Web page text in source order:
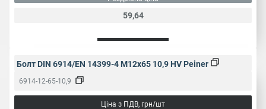
59,64
Болт DIN 6914/EN 14399-4 M12x65 10,9 HV Peiner
6914-12-65-10,9
Ціна з ПДВ, грн/шт